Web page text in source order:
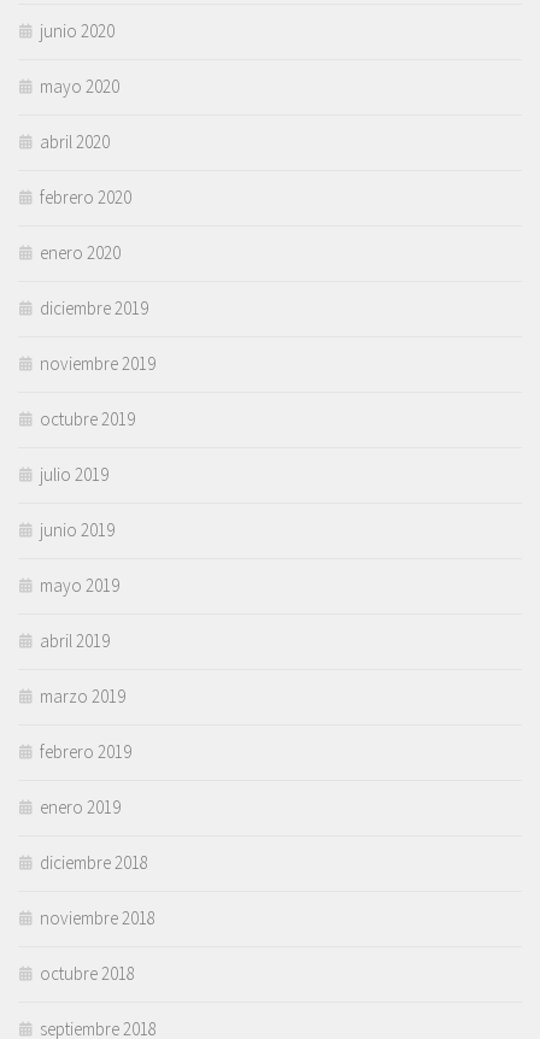
junio 2020
mayo 2020
abril 2020
febrero 2020
enero 2020
diciembre 2019
noviembre 2019
octubre 2019
julio 2019
junio 2019
mayo 2019
abril 2019
marzo 2019
febrero 2019
enero 2019
diciembre 2018
noviembre 2018
octubre 2018
septiembre 2018